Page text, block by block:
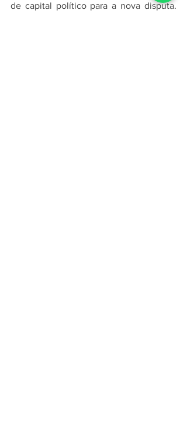
de capital político para a nova disputa.